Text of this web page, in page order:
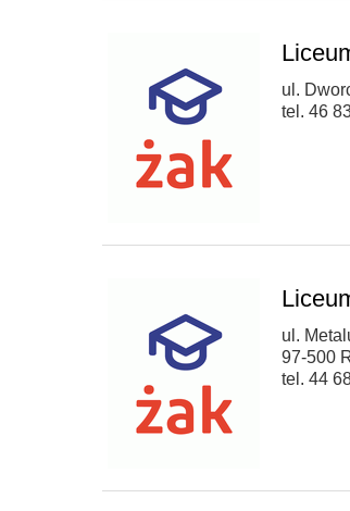
ul.
tel. 46
ul.
97-500
tel. 44